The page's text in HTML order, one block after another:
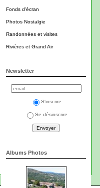
Fonds d'écran
Photos Nostalgie
Randonnées et visites
Rivières et Grand Air
Newsletter
S'inscrire
Se désinscrire
Albums Photos